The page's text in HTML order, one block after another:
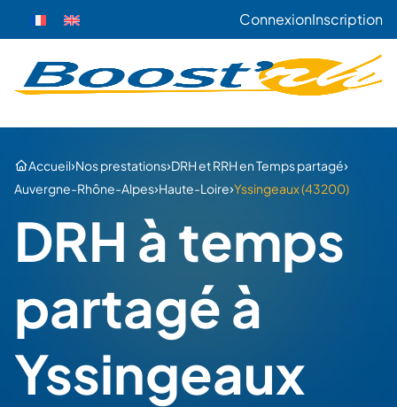
ConnexionInscription
Accueil›Nos prestations›DRH et RRH en Temps partagé›
Auvergne-Rhône-Alpes›Haute-Loire›Yssingeaux (43200)
DRH à temps
partagé à
Yssingeaux